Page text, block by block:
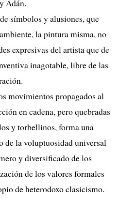
Adán.
símbolos y alusiones, que
la pintura misma, no
expresivas del artista que de
inagotable, libre de las
movimientos propagados al
en cadena, pero quebradas
y torbellinos, forma una
de la voluptuosidad universal
y diversificado de los
de los valores formales
de heterodoxo clasicismo.